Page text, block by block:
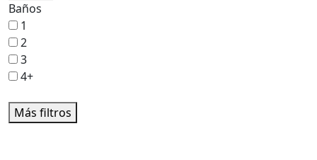
Baños
1
2
3
4+
Más filtros